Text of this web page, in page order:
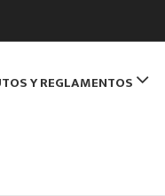
de Bridge
Y REGLAMENTOS